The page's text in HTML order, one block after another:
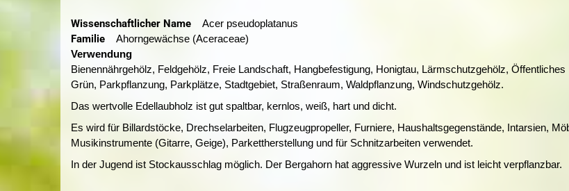
Wissenschaftlicher Name Acer pseudoplatanus
Familie
Ahorngewächse (Aceraceae)
Verwendung
Bienennährgehölz, Feldgehölz, Freie Landschaft, Hangbefestigung, Honigtau, Lärmschutzgehölz, Öffentliches
Grün, Parkpflanzung, Parkplätze, Stadtgebiet, Straßenraum, Waldpflanzung, Windschutzgehölz.
Das wertvolle Edellaubholz ist gut spaltbar, kernlos, weiß, hart und dicht.
Es wird für Billardstöcke, Drechselarbeiten, Flugzeugpropeller, Furniere, Haushaltsgegenstände, Intarsien,
Musikinstrumente (Gitarre, Geige), Parkettherstellung und für Schnitzarbeiten verwendet.
In der Jugend ist Stockausschlag möglich. Der Bergahorn hat aggressive Wurzeln und ist leicht verpflanzbar.